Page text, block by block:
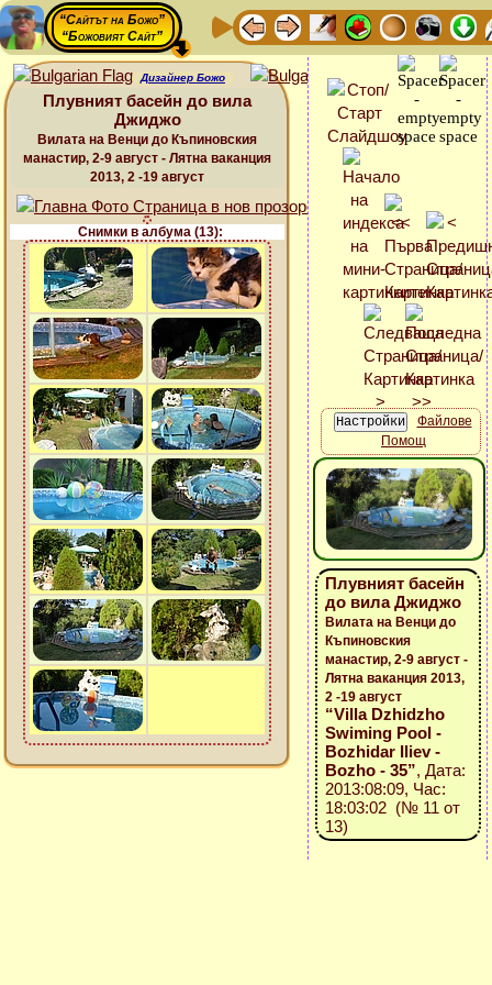
“Сайтът на Божо”
“Божовият Сайт”
Дизайнер Божо
Плувният басейн до вила
Джиджо
Вилата на Венци до Къпиновския
манастир, 2-9 август - Лятна ваканция
2013, 2 -19 август
Снимки в албума (13):
Файлове
Помощ
Плувният басейн
до вила Джиджо
Вилата на Венци до
Къпиновския
манастир, 2-9 август -
Лятна ваканция 2013,
2 -19 август
“Villa Dzhidzho
Swiming Pool -
Bozhidar Iliev -
Bozho - 35”, Дата:
2013:08:09, Час:
18:03:02 (№ 11 от
13)